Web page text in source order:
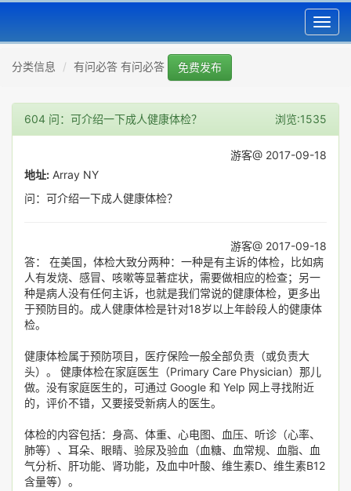
分类信息 有问必答 有问必答 免费发布
604 问：可介绍一下成人健康体检？ 浏览:1535
游客@ 2017-09-18
地址: Array NY
问：可介绍一下成人健康体检？
游客@ 2017-09-18
答： 在美国，体检大致分两种：一种是有主诉的体检，比如病
人有发烧、感冒、咳嗽等显著症状，需要做相应的检查；另一
种是病人没有任何主诉，也就是我们常说的健康体检，更多出
于预防目的。成人健康体检是针对18岁以上年龄段人的健康体
检。
健康体检属于预防项目，医疗保险一般全部负责（或负责大
头）。 健康体检在家庭医生（Primary Care Physician）那儿
做。没有家庭医生的，可通过 Google 和 Yelp 网上寻找附近
的，评价不错，又要接受新病人的医生。
体检的内容包括：身高、体重、心电图、血压、听诊（心率、
肺等）、耳朵、眼睛、验尿及验血（血糖、血常规、血脂、血
气分析、肝功能、肾功能，及血中叶酸、维生素D、维生素B12
含量等）。